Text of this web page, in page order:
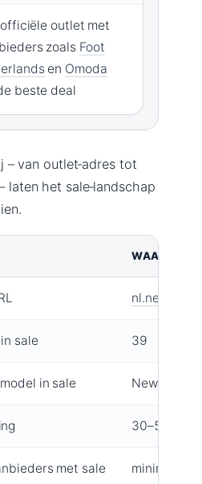
outlet met
zoals Foot
en Omoda
beste deal
– van outlet‑adres tot
laten het sale‑landschap
WAARDE
sale 39
in sale New
30–50%
met sale minimaal 3